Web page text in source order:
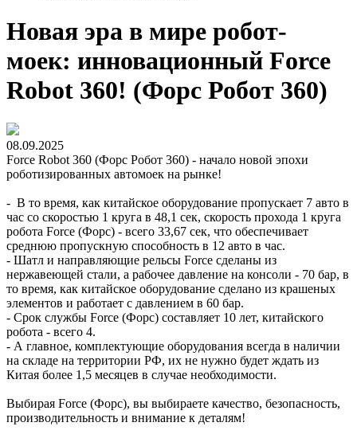
Новая эра в мире робот-
моек: инновационный Force
Robot 360! (Форс Робот 360)
08.09.2025
Force Robot 360 (Форс Робот 360) - начало новой эпохи
роботизированных автомоек на рынке!
- В то время, как китайское оборудование пропускает 7 авто в
час со скоростью 1 круга в 48,1 сек, скорость прохода 1 круга
робота Force (Форс) - всего 33,67 сек, что обеспечивает
среднюю пропускную способность в 12 авто в час.
- Шатл и направляющие рельсы Force сделаны из
нержавеющей стали, а рабочее давление на консоли - 70 бар, в
то время, как китайское оборудование сделано из крашеных
элементов и работает с давлением в 60 бар.
- Срок службы Force (Форс) составляет 10 лет, китайского
робота - всего 4.
- А главное, комплектующие оборудования всегда в наличии
на складе на территории РФ, их не нужно будет ждать из
Китая более 1,5 месяцев в случае необходимости.
Выбирая Force (Форс), вы выбираете качество, безопасность,
производительность и внимание к деталям!